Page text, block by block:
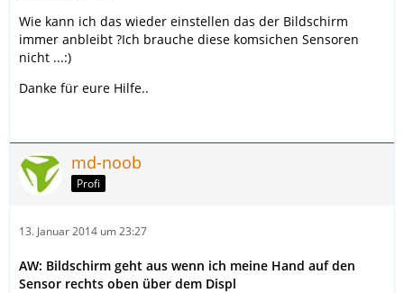
Wie kann ich das wieder einstellen das der Bildschirm
immer anbleibt ?Ich brauche diese komsichen Sensoren
nicht ...:)
Danke für eure Hilfe..
md-noob
Profi
13. Januar 2014 um 23:27
AW: Bildschirm geht aus wenn ich meine Hand auf den
Sensor rechts oben über dem Displ